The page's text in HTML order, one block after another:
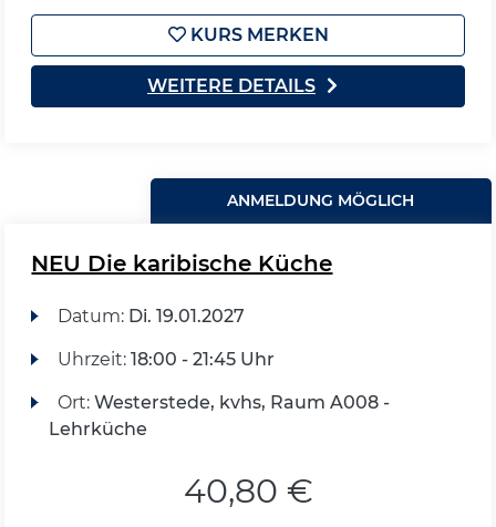
KURS MERKEN
WEITERE DETAILS
ANMELDUNG MÖGLICH
NEU Die karibische Küche
Datum: Di. 19.01.2027
Uhrzeit: 18:00 - 21:45 Uhr
Ort: Westerstede, kvhs, Raum A008 -
Lehrküche
40,80 €